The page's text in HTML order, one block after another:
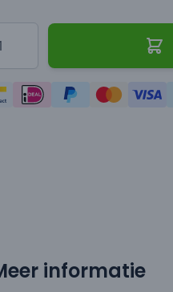
informatie